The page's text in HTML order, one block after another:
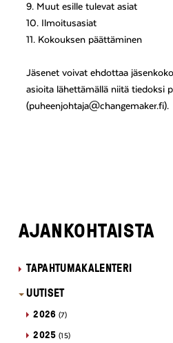
9. Muut esille tulevat asiat
10. Ilmoitusasiat
11. Kokouksen päättäminen
Jäsenet voivat ehdottaa
asioita lähettämällä niitä tiedoksi
(puheenjohtaja@changemaker.fi).
AJANKOHTAISTA
TAPAHTUMAKALENTERI
UUTISET
2026 (7)
2025 (15)